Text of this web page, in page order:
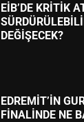
EİB’DE KRİTİK
DEĞİŞECEK?
EDREMİT’İN
FİNALİNDE NE